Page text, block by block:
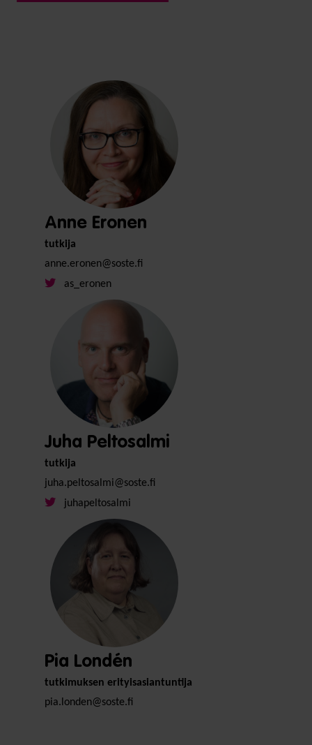
Anne Eronen
tutkija
anne.eronen@soste.fi
as_eronen
Juha Peltosalmi
tutkija
juha.peltosalmi@soste.fi
juhapeltosalmi
Pia Londén
tutkimuksen erityisasiantuntija
pia.londen@soste.fi